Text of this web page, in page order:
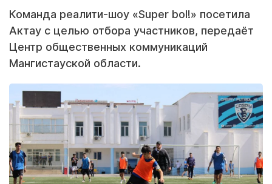
Команда реалити-шоу «Super bol!» посетила
Актау с целью отбора участников, передаёт
Центр общественных коммуникаций
Мангистауской области.